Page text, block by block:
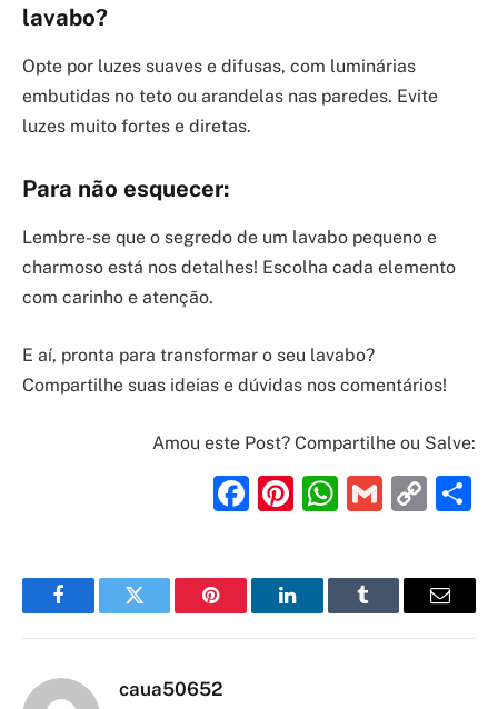
lavabo?
Opte por luzes suaves e difusas, com luminárias
embutidas no teto ou arandelas nas paredes. Evite
luzes muito fortes e diretas.
Para não esquecer:
Lembre-se que o segredo de um lavabo pequeno e
charmoso está nos detalhes! Escolha cada elemento
com carinho e atenção.
E aí, pronta para transformar o seu lavabo?
Compartilhe suas ideias e dúvidas nos comentários!
Amou este Post? Compartilhe ou Salve:
Facebook
Pinterest
Gmail
FacebookTwitter Pinterest LinkedInTumblr Email
caua50652